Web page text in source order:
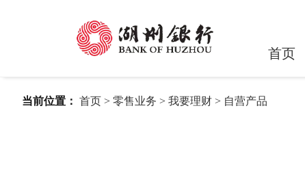
首页
当前位置： 首页 > 零售业务 > 我要理财 > 自营产品